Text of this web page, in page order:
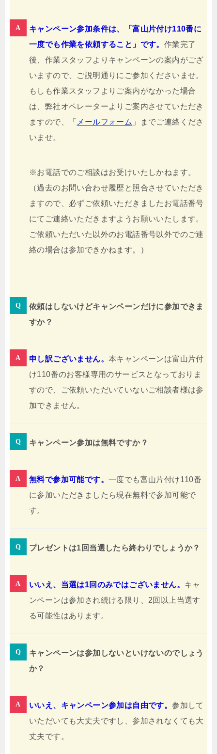
キャンペーン参加条件は、「富山片付け110番に
一度でも作業を依頼すること」です。 作業完了
後、作業スタッフよりキャンペーンの案内がござ
いますので、ご説明通りにご参加くださいませ。
もしも作業スタッフよりご案内がなかった場合
は、弊社オペレーターよりご案内させていただき
ますので、「 メールフォーム 」までご連絡くださ
いませ。
※お電話でのご相談はお受けいたしかねます。
（過去のお問い合わせ履歴と照合させていただき
ますので、必ずご依頼いただきましたお電話番号
にてご連絡いただきますようお願いいたします。
ご依頼いただいた以外のお電話番号以外でのご連
絡の場合は参加できかねます。）
依頼はしないけどキャンペーンだけに参加できま
すか？
申し訳ございません。 本キャンペーンは富山片付
け110番のお客様専用のサービスとなっておりま
すので、ご依頼いただいていないご相談者様は参
加できません。
キャンペーン参加は無料ですか？
無料で参加可能です。 一度でも富山片付け110番
に参加いただきましたら現在無料で参加可能で
す。
プレゼントは1回当選したら終わりでしょうか？
いいえ、当選は1回のみではございません。 キャ
ンペーンは参加され続ける限り、2回以上当選す
る可能性はあります。
キャンペーンは参加しないといけないのでしょう
か？
いいえ、キャンペーン参加は自由です。参加して
いただいても大丈夫ですし、参加されなくても大
丈夫です。